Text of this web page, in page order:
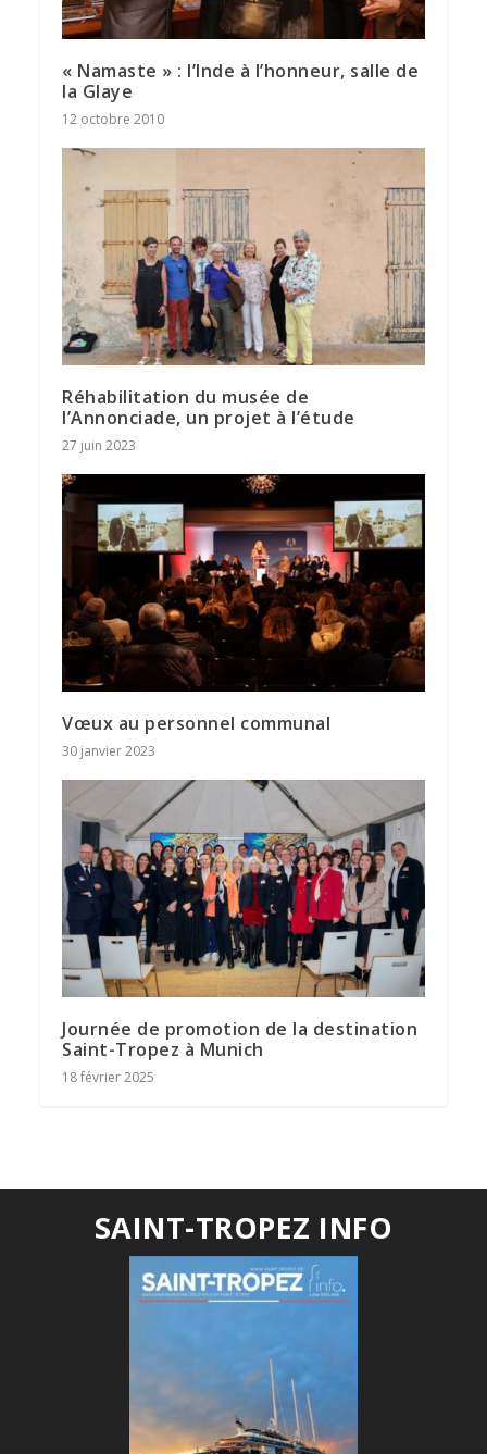
« Namaste » : l’Inde à l’honneur, salle de
la Glaye
12 octobre 2010
Réhabilitation du musée de
l’Annonciade, un projet à l’étude
27 juin 2023
Vœux au personnel communal
30 janvier 2023
Journée de promotion de la destination
Saint-Tropez à Munich
18 février 2025
SAINT-TROPEZ INFO